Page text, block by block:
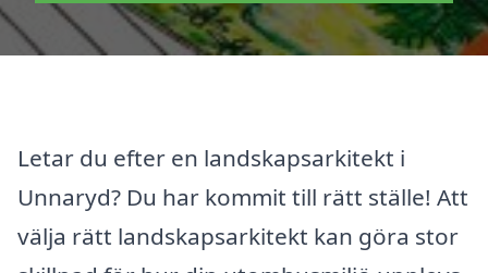
Letar du efter en landskapsarkitekt i
Unnaryd? Du har kommit till rätt ställe! Att
välja rätt landskapsarkitekt kan göra stor